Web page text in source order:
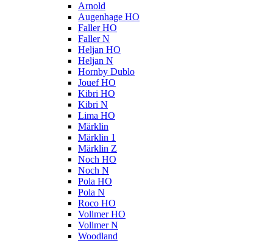
Arnold
Augenhage HO
Faller HO
Faller N
Heljan HO
Heljan N
Hornby Dublo
Jouef HO
Kibri HO
Kibri N
Lima HO
Märklin
Märklin 1
Märklin Z
Noch HO
Noch N
Pola HO
Pola N
Roco HO
Vollmer HO
Vollmer N
Woodland